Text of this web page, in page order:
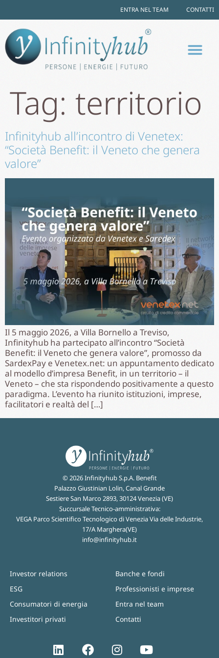
ENTRA NEL TEAM CONTATTI
Tag: territorio
Infinityhub all’incontro di Venetex:
“Società Benefit: il Veneto che genera
valore”
Il 5 maggio 2026, a Villa Bornello a Treviso,
Infinityhub ha partecipato all’incontro “Società
Benefit: il Veneto che genera valore”, promosso da
SardexPay e Venetex.net: un appuntamento dedicato
al modello d’impresa Benefit, in un territorio – il
Veneto – che sta rispondendo positivamente a questo
paradigma. L’evento ha riunito istituzioni, imprese,
facilitatori e realtà del […]
© 2026 Infinityhub S.p.A. Benefit
Palazzo Giustinian Lolin, Canal Grande
Sestiere San Marco 2893, 30124 Venezia (VE)
Succursale Tecnico-amministrativa:
VEGA Parco Scientifico Tecnologico di Venezia Via delle Industrie,
17/A Marghera(VE)
info@infinityhub.it
Investor relations
ESG
Consumatori di energia
Investitori privati
Banche e fondi
Professionisti e imprese
Entra nel team
Contatti